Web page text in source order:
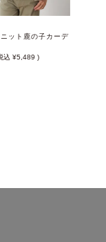
ット鹿の子カーデ
5,489